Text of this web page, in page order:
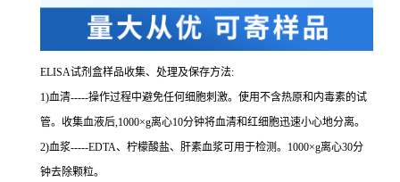
ELISA试剂盒样品收集、处理及保存方法:
1)血清-----操作过程中避免任何细胞刺激。使用不含热原和内毒素的试
管。收集血液后,1000×g离心10分钟将血清和红细胞迅速小心地分离。
2)血浆-----EDTA、柠檬酸盐、肝素血浆可用于检测。 1000×g离心30分
钟去除颗粒。